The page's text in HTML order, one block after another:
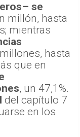
se
millón, hasta
mientras
hasta
que en
, un 47,1%.
del capítulo 7
en los